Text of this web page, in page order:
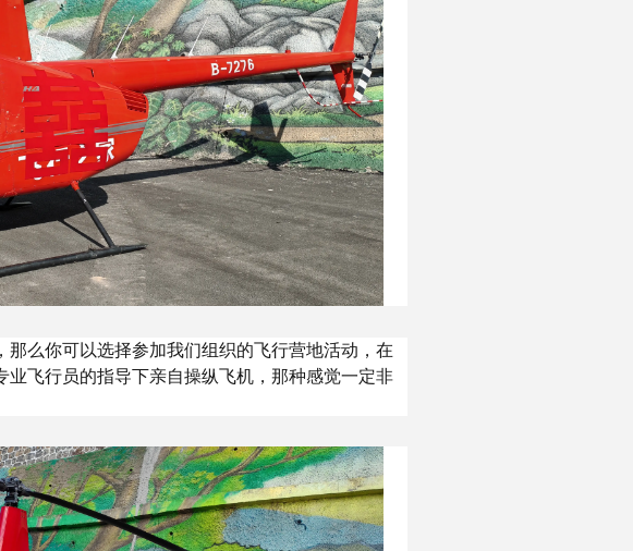
么你可以选择参加我们组织的飞行营地活动，在
飞行员的指导下亲自操纵飞机，那种感觉一定非